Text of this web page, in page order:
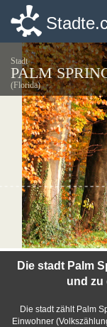
Stadt
PALM
(Florida)
Die stadt Palm
und zu
Die stadt zählt Palm
Einwohner